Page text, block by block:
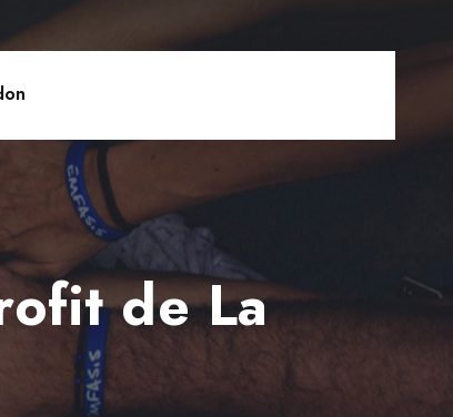
de La